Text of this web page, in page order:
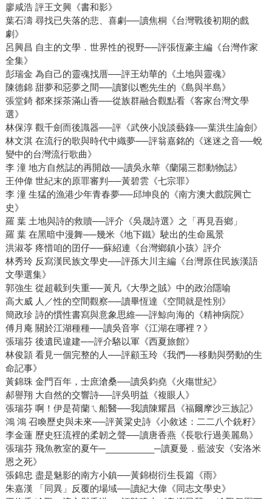
廖咸浩 評王文興《書和影》
葉石濤 尋找已失落的悲、喜劇──讀焦桐《台灣戰後初期的戲
劇》
呂興昌 自主的文學．世界性的視野──評張恆豪主編《台灣作家
全集》
彭瑞金 為自己的靈魂找厝──評王幼華的《土地與靈魂》
陳德錦 甜夢和惡夢之間──讀劉以鬯先生的《島與半島》
張堂錡 都來採茶滿山香──從族群融合觀點看《客家台灣文學
選》
林保淳 觀千劍而後識器──評《武俠小說談藝錄──葉洪生論劍》
林文淇 在流行的歌與時代中織夢──評翁嘉銘的《迷迷之音──蛻
變中的台灣流行歌曲》
李 潼 地方自然誌的再開啟──讀吳永華《蘭陽三郡動物誌》
王仲偉 世紀末的原罪審判──黃碧雲《七宗罪》
李 潼 生猛的漁港少年青春夢──邱坤良的《南方澳大戲院興亡
史》
羅 葉 土地與詩的救贖──評介《吳晟詩選》之「再見吾鄉」
羅 葉 在黑暗中漫舞──幾米《地下鐵》駛出的生命風景
洪淑苓 疼惜咱的囝仔──蘇紹連《台灣鄉鎮小孩》評介
林秀玲 反寫漢民族文學史──評孫大川主編《台灣原住民族漢語
文學選集》
郭強生 從超載到失重──黃凡《大學之賊》中的政治隱喻
高大威 人／性的空間觀察──讀畢恆達《空間就是性別》
簡政珍 詩的慣性書寫與意象思維──評鯨向海的《精神病院》
傅月庵 關於江湖種種──讀吳音寧《江湖在哪裡？》
張瑞芬 後遺民違建──評介駱以軍《西夏旅館》
林俊頴 看見一個完整的人──評顧玉玲《我們──移動與勞動的生
命記事》
黃錦珠 金門百年，士庶滄桑──讀吳鈞堯《火殤世紀》
郝譽翔 大自然的交響詩──評吳明益《複眼人》
張瑞芬 啊！伊是荷蘭ㄟ船醫──我讀陳耀昌《福爾摩沙三族記》
鴻 鴻 召喚歷史與未來──評黃粱史詩《小敘述：二二八个銃籽》
李金蓮 歷史狂流裡的柔韌之聲──讀唐香燕《長歌行過美麗島》
張瑞芬 飛魚教室的夏午─__________─讀夏曼．藍波安《安洛米
恩之死》
張錦忠 盡是魅影的南方小鎮──黃錦樹衍生長篇《雨》
朱嘉漢 「同異」反覆的場域──讀紀大偉《同志文學史》